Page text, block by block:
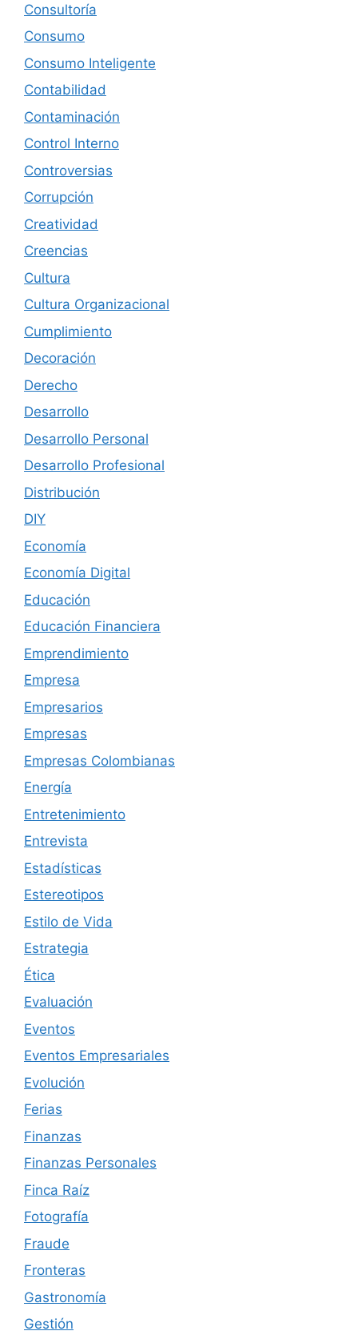
Consultoría
Consumo
Consumo Inteligente
Contabilidad
Contaminación
Control Interno
Controversias
Corrupción
Creatividad
Creencias
Cultura
Cultura Organizacional
Cumplimiento
Decoración
Derecho
Desarrollo
Desarrollo Personal
Desarrollo Profesional
Distribución
DIY
Economía
Economía Digital
Educación
Educación Financiera
Emprendimiento
Empresa
Empresarios
Empresas
Empresas Colombianas
Energía
Entretenimiento
Entrevista
Estadísticas
Estereotipos
Estilo de Vida
Estrategia
Ética
Evaluación
Eventos
Eventos Empresariales
Evolución
Ferias
Finanzas
Finanzas Personales
Finca Raíz
Fotografía
Fraude
Fronteras
Gastronomía
Gestión